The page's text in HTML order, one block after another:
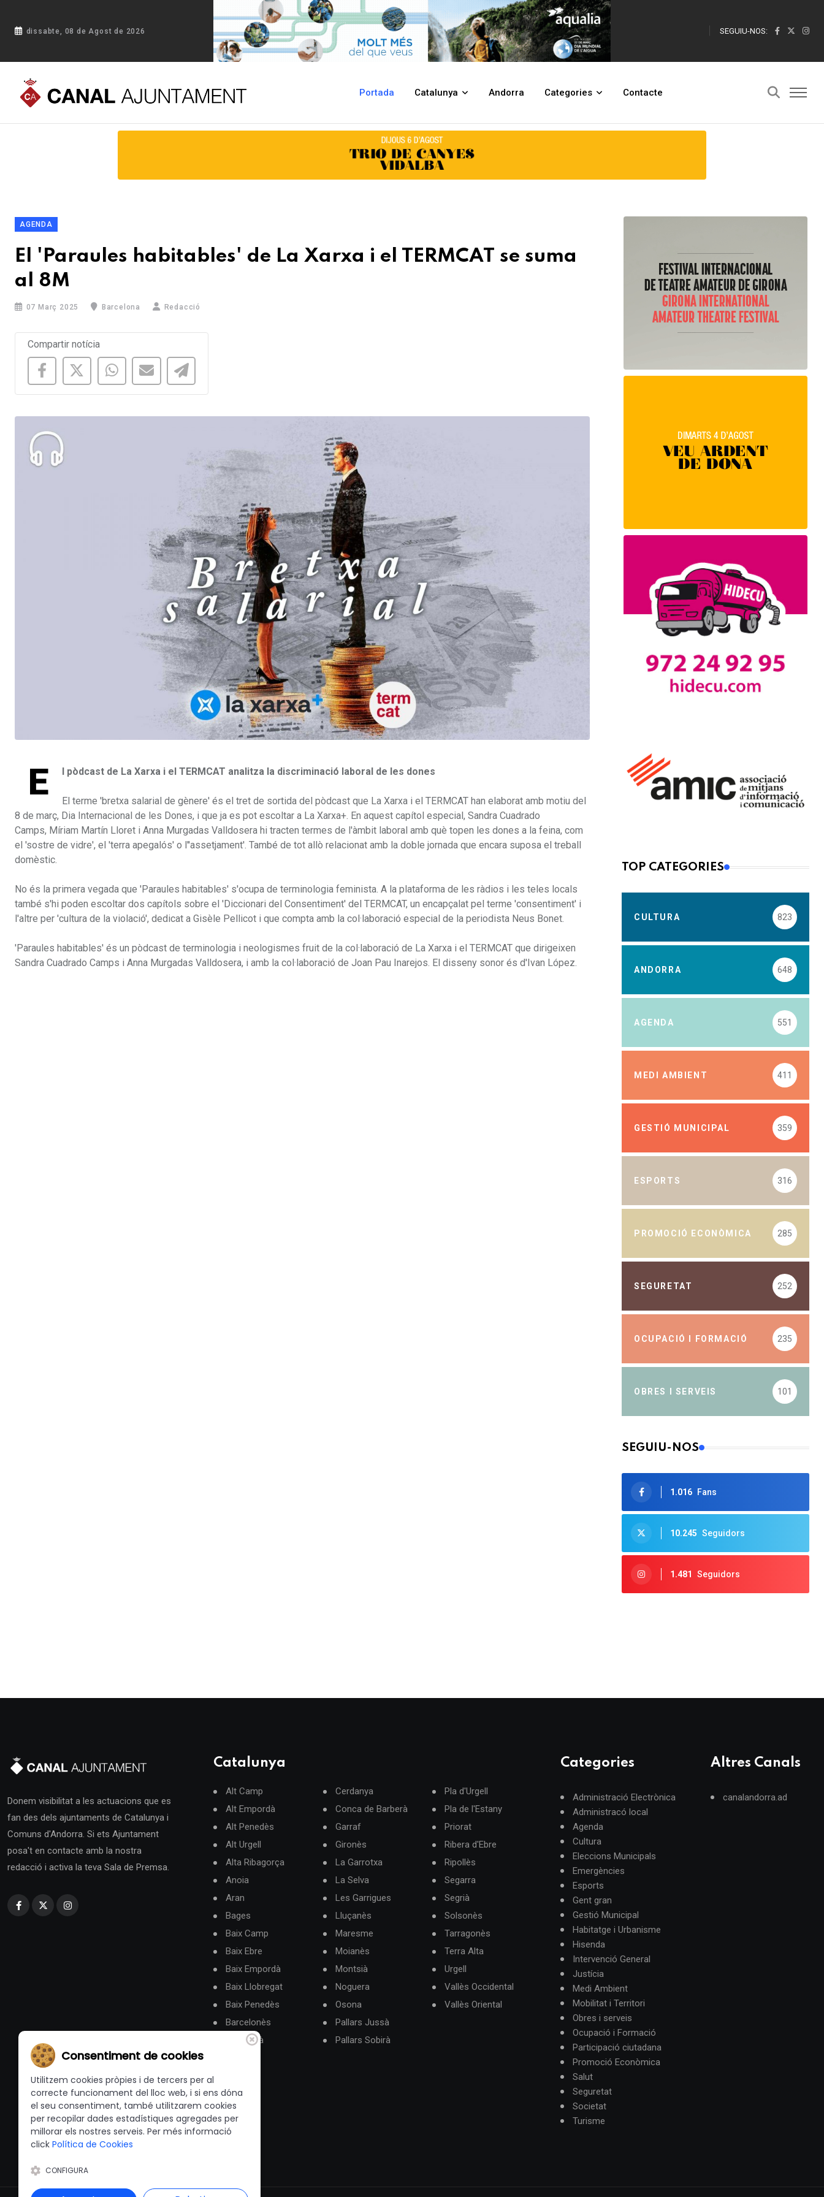
dissabte, 08 de Agost de 2026 SEGUIU-NOS:
Portada Catalunya Andorra Categories Contacte
Portada Blog El 'Paraules habitables' de La Xarxa i el TERMCAT se suma al 8M
AGENDA
El 'Paraules habitables' de La Xarxa i el TERMCAT se suma
al 8M
07 Març 2025 Barcelona Redacció
Compartir notícia
E l pòdcast de La Xarxa i el TERMCAT analitza la discriminació laboral de les dones
El terme 'bretxa salarial de gènere' és el tret de sortida del pòdcast que La Xarxa i el TERMCAT han elaborat amb motiu del
8 de març, Dia Internacional de les Dones, i que ja es pot escoltar a La Xarxa+. En aquest capítol especial, Sandra Cuadrado
Camps, Míriam Martín Lloret i Anna Murgadas Valldosera hi tracten termes de l'àmbit laboral amb què topen les dones a la feina, com
el 'sostre de vidre', el 'terra apegalós' o l''assetjament'. També de tot allò relacionat amb la doble jornada que encara suposa el treball
domèstic.
No és la primera vegada que 'Paraules habitables' s'ocupa de terminologia feminista. A la plataforma de les ràdios i les teles locals
també s'hi poden escoltar dos capítols sobre el 'Diccionari del Consentiment' del TERMCAT, un encapçalat pel terme 'consentiment' i
l'altre per 'cultura de la violació', dedicat a Gisèle Pellicot i que compta amb la col·laboració especial de la periodista Neus Bonet.
'Paraules habitables' és un pòdcast de terminologia i neologismes fruit de la col·laboració de La Xarxa i el TERMCAT que dirigeixen
Sandra Cuadrado Camps i Anna Murgadas Valldosera, i amb la col·laboració de Joan Pau Inarejos. El disseny sonor és d'Ivan López.
TOP CATEGORIES
CULTURA 823
ANDORRA 648
AGENDA 551
MEDI AMBIENT 411
GESTIÓ MUNICIPAL 359
ESPORTS 316
PROMOCIÓ ECONÒMICA 285
SEGURETAT 252
OCUPACIÓ I FORMACIÓ 235
OBRES I SERVEIS 101
SEGUIU-NOS
1.016 Fans
10.245 Seguidors
1.481 Seguidors
Donem visibilitat a les actuacions que es
fan des dels ajuntaments de Catalunya i
Comuns d'Andorra. Si ets Ajuntament
posa't en contacte amb la nostra
redacció i activa la teva Sala de Premsa.
Catalunya
Alt Camp
Alt Empordà
Alt Penedès
Alt Urgell
Alta Ribagorça
Anoia
Aran
Bages
Baix Camp
Baix Ebre
Baix Empordà
Baix Llobregat
Baix Penedès
Barcelonès
Berguedà
Cerdanya
Conca de Barberà
Garraf
Gironès
La Garrotxa
La Selva
Les Garrigues
Lluçanès
Maresme
Moianès
Montsià
Noguera
Osona
Pallars Jussà
Pallars Sobirà
Pla d'Urgell
Pla de l'Estany
Priorat
Ribera d'Ebre
Ripollès
Segarra
Segrià
Solsonès
Tarragonès
Terra Alta
Urgell
Vallès Occidental
Vallès Oriental
Categories
Administració Electrònica
Administracó local
Agenda
Cultura
Eleccions Municipals
Emergències
Esports
Gent gran
Gestió Municipal
Habitatge i Urbanisme
Hisenda
Intervenció General
Justícia
Medi Ambient
Mobilitat i Territori
Obres i serveis
Ocupació i Formació
Participació ciutadana
Promoció Econòmica
Salut
Seguretat
Societat
Turisme
Altres Canals
canalandorra.ad
Consentiment de cookies
Utilitzem cookies pròpies i de tercers per al
correcte funcionament del lloc web, i si ens dóna
el seu consentiment, també utilitzarem cookies
per recopilar dades estadístiques agregades per
millorar els nostres serveis. Per més informació
click Política de Cookies
CONFIGURA